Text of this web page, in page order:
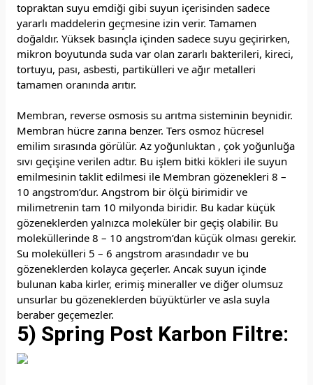
topraktan suyu emdiği gibi suyun içerisinden sadece
yararlı maddelerin geçmesine izin verir. Tamamen
doğaldır. Yüksek basınçla içinden sadece suyu geçirirken,
mikron boyutunda suda var olan zararlı bakterileri, kireci,
tortuyu, pası, asbesti, partikülleri ve ağır metalleri
tamamen oranında arıtır.
Membran, reverse osmosis su arıtma sisteminin beynidir.
Membran hücre zarına benzer. Ters osmoz hücresel
emilim sırasında görülür. Az yoğunluktan , çok yoğunluğa
sıvı geçişine verilen adtır. Bu işlem bitki kökleri ile suyun
emilmesinin taklit edilmesi ile Membran gözenekleri 8 –
10 angstrom’dur. Angstrom bir ölçü birimidir ve
milimetrenin tam 10 milyonda biridir. Bu kadar küçük
gözeneklerden yalnızca moleküler bir geçiş olabilir. Bu
moleküllerinde 8 – 10 angstrom’dan küçük olması gerekir.
Su molekülleri 5 – 6 angstrom arasındadır ve bu
gözeneklerden kolayca geçerler. Ancak suyun içinde
bulunan kaba kirler, erimiş mineraller ve diğer olumsuz
unsurlar bu gözeneklerden büyüktürler ve asla suyla
beraber geçemezler.
5) Spring Post Karbon Filtre: